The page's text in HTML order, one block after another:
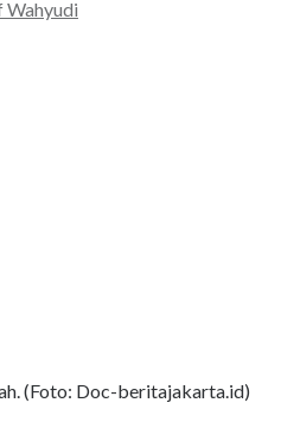
Wahyudi
(Foto: Doc-beritajakarta.id)